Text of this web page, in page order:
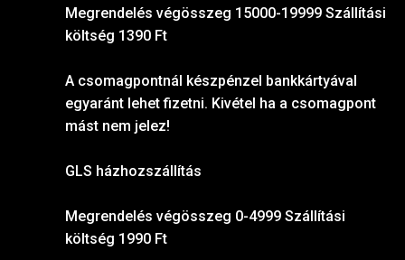
Megrendelés végösszeg 15000-19999 Szállítási
költség 1390 Ft
A csomagpontnál készpénzel bankkártyával
egyaránt lehet fizetni. Kivétel ha a csomagpont
mást nem jelez!
GLS házhozszállítás
Megrendelés végösszeg 0-4999 Szállítási
költség 1990 Ft